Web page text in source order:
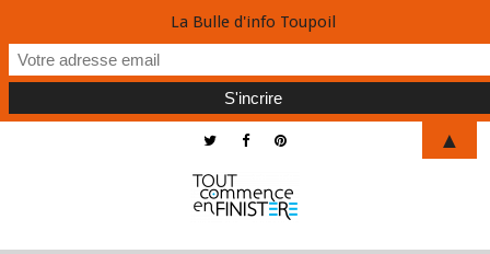
La Bulle d'info Toupoil
▲